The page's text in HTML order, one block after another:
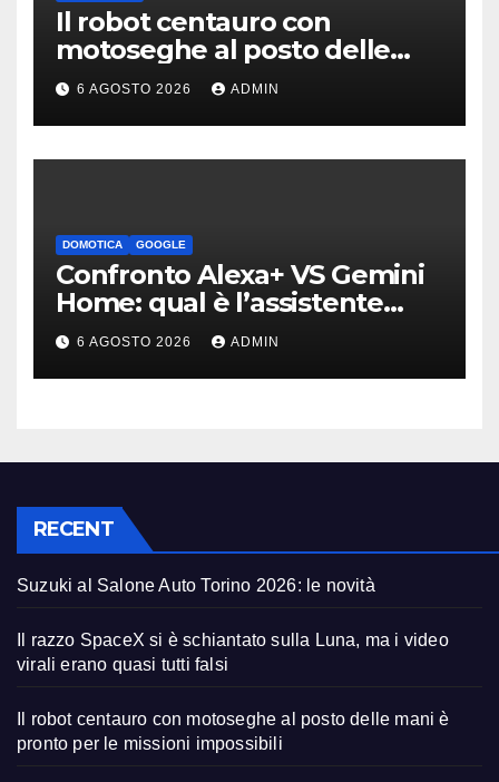
Il robot centauro con
motoseghe al posto delle
mani è pronto per le missioni
impossibili
6 AGOSTO 2026 ADMIN
DOMOTICA GOOGLE
Confronto Alexa+ VS Gemini
Home: qual è l’assistente
migliore | Video
6 AGOSTO 2026 ADMIN
RECENT
Suzuki al Salone Auto Torino 2026: le novità
Il razzo SpaceX si è schiantato sulla Luna, ma i video
virali erano quasi tutti falsi
Il robot centauro con motoseghe al posto delle mani è
pronto per le missioni impossibili